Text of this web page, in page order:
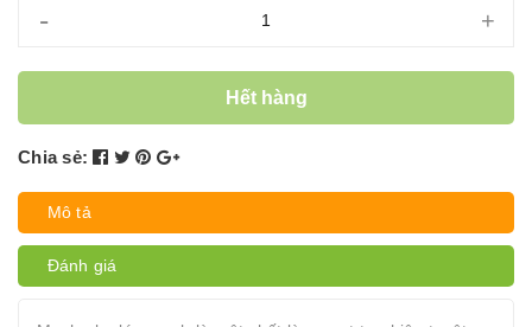
- +
Hết hàng
Chia sẻ:
Mô tả
Đánh giá